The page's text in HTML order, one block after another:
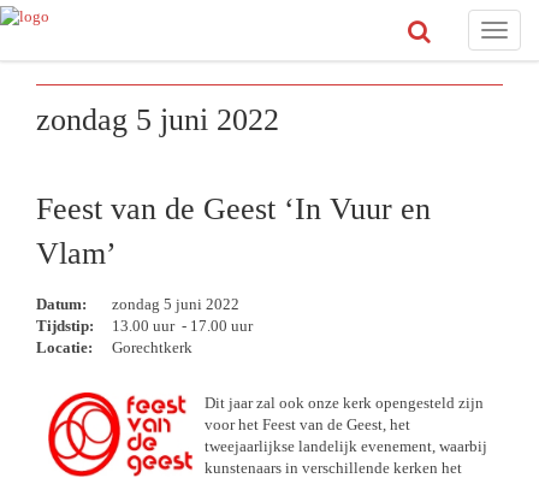
Toggle
zondag 5 juni 2022
Feest van de Geest ‘In Vuur en
Vlam’
Datum:
zondag 5 juni 2022
Tijdstip:
13.00 uur - 17.00 uur
Locatie:
Gorechtkerk
Dit jaar zal ook onze kerk opengesteld zijn
voor het Feest van de Geest, het
tweejaarlijkse landelijk evenement, waarbij
kunstenaars in verschillende kerken het